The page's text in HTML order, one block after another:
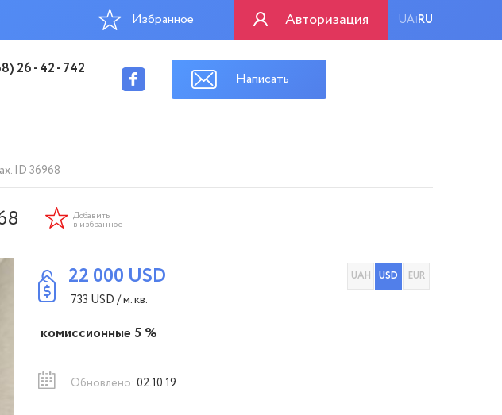
Авторизация UA|RU
Избранное
26 - 42 - 742
Написать
ID 36968
Добавить
в избранное
22 000 USD
733 USD/ м. кв.
UAH USD EUR
комиссионные 5 %
Обновлено: 02.10.19